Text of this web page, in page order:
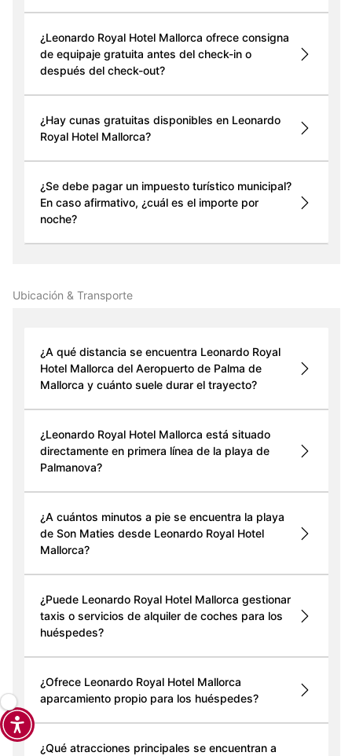
¿Leonardo Royal Hotel Mallorca ofrece consigna
de equipaje gratuita antes del check-in o
después del check-out?
¿Hay cunas gratuitas disponibles en Leonardo
Royal Hotel Mallorca?
¿Se debe pagar un impuesto turístico municipal?
En caso afirmativo, ¿cuál es el importe por
noche?
Ubicación & Transporte
¿A qué distancia se encuentra Leonardo Royal
Hotel Mallorca del Aeropuerto de Palma de
Mallorca y cuánto suele durar el trayecto?
¿Leonardo Royal Hotel Mallorca está situado
directamente en primera línea de la playa de
Palmanova?
¿A cuántos minutos a pie se encuentra la playa
de Son Maties desde Leonardo Royal Hotel
Mallorca?
¿Puede Leonardo Royal Hotel Mallorca gestionar
taxis o servicios de alquiler de coches para los
huéspedes?
¿Ofrece Leonardo Royal Hotel Mallorca
aparcamiento propio para los huéspedes?
¿Qué atracciones principales se encuentran a